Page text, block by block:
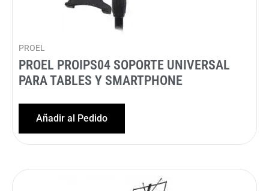
PROEL
PROEL PROIPS04 SOPORTE UNIVERSAL
PARA TABLES Y SMARTPHONE
Añadir al Pedido